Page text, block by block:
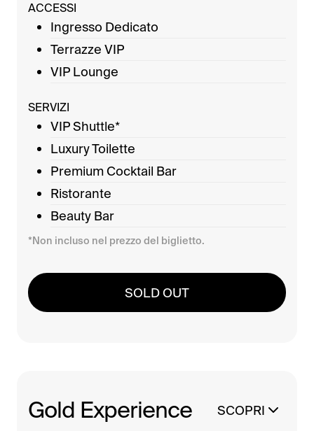
ACCESSI
Ingresso Dedicato
Terrazze VIP
VIP Lounge
SERVIZI
VIP Shuttle*
Luxury Toilette
Premium Cocktail Bar
Ristorante
Beauty Bar
*Non incluso nel prezzo del biglietto.
SOLD OUT
Gold Experience SCOPRI